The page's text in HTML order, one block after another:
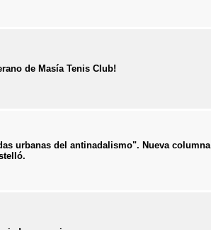
de Masía Tenis Club!
urbanas del antinadalismo". Nueva columna